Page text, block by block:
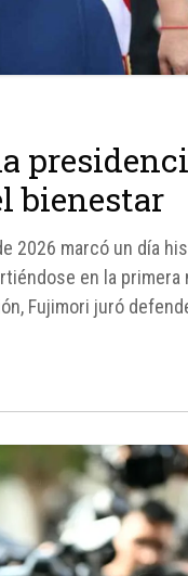
bienestar
2026 marcó un día
en la
Fujimori juró